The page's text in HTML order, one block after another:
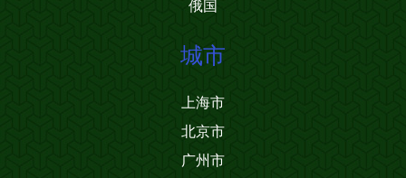
俄国
城市
上海市
北京市
广州市